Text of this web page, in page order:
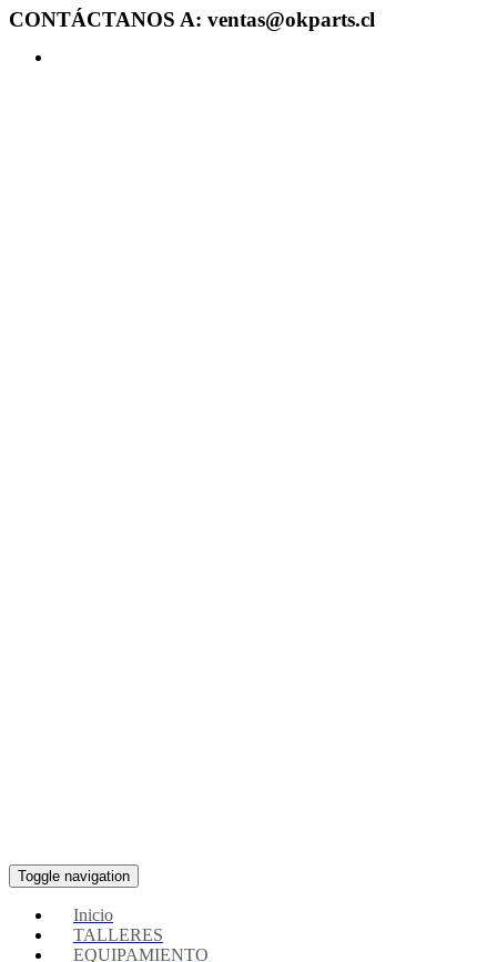
CONTÁCTANOS A: ventas@okparts.cl
Toggle navigation
Inicio
TALLERES
EQUIPAMIENTO